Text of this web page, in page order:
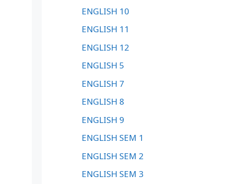
ENGLISH 10
ENGLISH 11
ENGLISH 12
ENGLISH 5
ENGLISH 7
ENGLISH 8
ENGLISH 9
ENGLISH SEM 1
ENGLISH SEM 2
ENGLISH SEM 3